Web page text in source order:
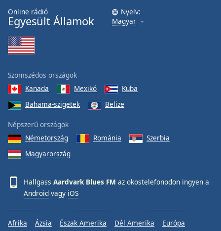
Reset
Done
Close
Modal
End
dialog
window.
Online rádió
Egyesült Államok
Nyelv:
Magyar
Szomszédos országok
Kanada
Mexikó
Kuba
Bahama-szigetek
Belize
Népszerű országok
Németország
Románia
Szerbia
Magyarország
Hallgass Aardvark Blues FM az okostelefonodon ingyen a
Android vagy iOS
Afrika Ázsia Észak Amerika Dél Amerika
Európa